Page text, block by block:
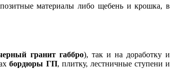
материалы либо щебень и крошка, в
гранит габбро), так и на доработку и
бордюры ГП, плитку, лестничные ступени и